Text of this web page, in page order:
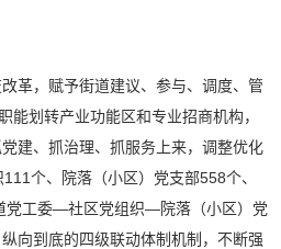
革，赋予街道建议、参与、调度、管
能划转产业功能区和专业招商机构，
建、抓治理、抓服务上来，调整优化
个、院落（小区）党支部558个、
党工委—社区党组织—院落（小区）党
向到底的四级联动体制机制，不断强